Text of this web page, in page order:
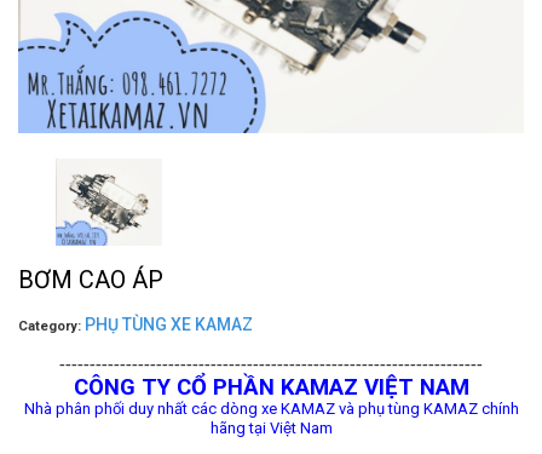
BƠM CAO ÁP
Category: PHỤ TÙNG XE KAMAZ
----------------------------------------------------------------------
CÔNG TY CỔ PHẦN KAMAZ VIỆT NAM
Nhà phân phối duy nhất các dòng xe KAMAZ và phụ tùng KAMAZ chính
hãng tại Việt Nam